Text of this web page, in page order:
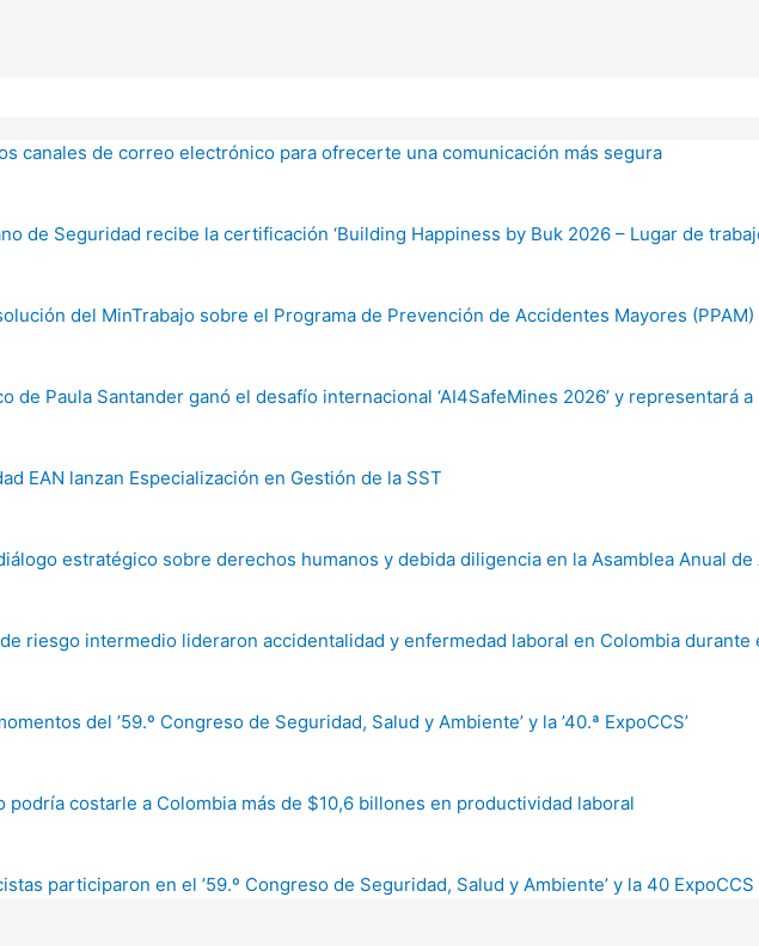
canales de correo electrónico para ofrecerte una comunicación más segura
de Seguridad recibe la certificación ‘Building Happiness by Buk 2026 – Lugar de
del MinTrabajo sobre el Programa de Prevención de Accidentes Mayores (PPAM)
de Paula Santander ganó el desafío internacional ‘AI4SafeMines 2026’ y representará
EAN lanzan Especialización en Gestión de la SST
estratégico sobre derechos humanos y debida diligencia en la Asamblea Anual
riesgo intermedio lideraron accidentalidad y enfermedad laboral en Colombia
del ’59.º Congreso de Seguridad, Salud y Ambiente’ y la ’40.ª ExpoCCS’
podría costarle a Colombia más de $10,6 billones en productividad laboral
participaron en el ’59.º Congreso de Seguridad, Salud y Ambiente’ y la 40 ExpoCCS